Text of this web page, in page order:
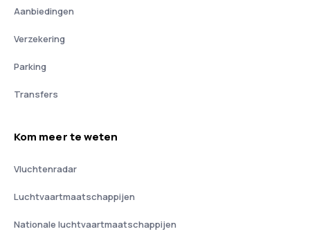
Aanbiedingen
Verzekering
Parking
Transfers
Kom meer te weten
Vluchtenradar
Luchtvaartmaatschappijen
Nationale luchtvaartmaatschappijen